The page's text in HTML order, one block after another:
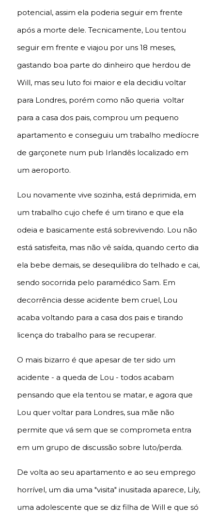
potencial, assim ela poderia seguir em frente
após a morte dele. Tecnicamente, Lou tentou
seguir em frente e viajou por uns 18 meses,
gastando boa parte do dinheiro que herdou de
Will, mas seu luto foi maior e ela decidiu voltar
para Londres, porém como não queria voltar
para a casa dos pais, comprou um pequeno
apartamento e conseguiu um trabalho medíocre
de garçonete num pub Irlandês localizado em
um aeroporto.
Lou novamente vive sozinha, está deprimida, em
um trabalho cujo chefe é um tirano e que ela
odeia e basicamente está sobrevivendo. Lou não
está satisfeita, mas não vê saída, quando certo dia
ela bebe demais, se desequilibra do telhado e cai,
sendo socorrida pelo paramédico Sam. Em
decorrência desse acidente bem cruel, Lou
acaba voltando para a casa dos pais e tirando
licença do trabalho para se recuperar.
O mais bizarro é que apesar de ter sido um
acidente - a queda de Lou - todos acabam
pensando que ela tentou se matar, e agora que
Lou quer voltar para Londres, sua mãe não
permite que vá sem que se comprometa entra
em um grupo de discussão sobre luto/perda.
De volta ao seu apartamento e ao seu emprego
horrível, um dia uma "visita" inusitada aparece, Lily,
uma adolescente que se diz filha de Will e que só